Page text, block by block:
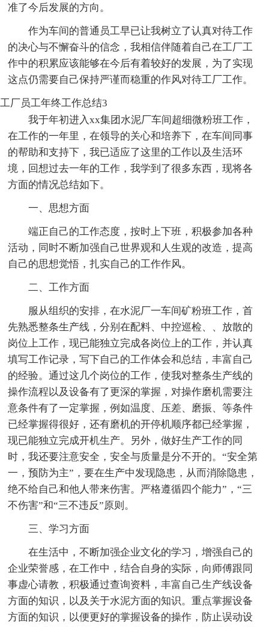
准了今后发展的方向。
作为车间的普通员工早已让我树立了认真对待工作
的决心与不懈奋斗的信念，我相信伴随着自己在工厂工
作中的积累应该能够在今后有着较好的发展，为了实现
这点仍需要自己保持严谨而稳重的作风对待工厂工作。
工厂员工年终工作总结3
我于年初进入xx集团水泥厂车间超细微粉班工作，
在工作的一年里，在领导的关心和培养下，在车间同事
的帮助和支持下，我已适应了这里的工作以及生活环
境，回想过去一年的工作，我学到了很多东西，现将各
方面的情况总结如下。
一、思想方面
端正自己的工作态度，按时上下班，积极参加各种
活动，同时不断加强自己世界观和人生观的改造，提高
自己的思想觉悟，扎实自己的工作作风。
二、工作方面
服从组织的安排，在水泥厂一车间矿粉班工作，首
先熟悉整条生产线，分别在配料、中控巡检、、放散的
岗位上工作，现已能独立完成各岗位上的工作，并认真
填写工作记录，写下自己的工作体会和总结，丰富自己
的经验。通过这几个岗位的工作，使我对整条生产线的
操作流程以及设备有了更深的掌握，对操作磨机需要注
意条件有了一定掌握，例如温度、压差、磨振、等条件
已经掌握得很好，还有磨机的开停机顺序都已经掌握，
现已能独立完成开机生产。另外，做好生产工作的同
时，我还要注意安全，安全与质量是分不开的。“安全第
一，预防为主”，要在生产中发现隐患，从而消除隐患，
绝不给自己和他人带来伤害。严格遵循四个能力”，“三
不伤害”和“三不违反”原则。
三、学习方面
在生活中，不断加强企业文化的学习，增强自己的
企业荣誉感，在工作中，结合自身的实际，向师傅跟同
事虚心请教，积极通过查询资料，丰富自己生产线设备
方面的知识，以及关于水泥方面的知识。重点掌握设备
方面的知识，以便更好的掌握设备的操作，防止误动设